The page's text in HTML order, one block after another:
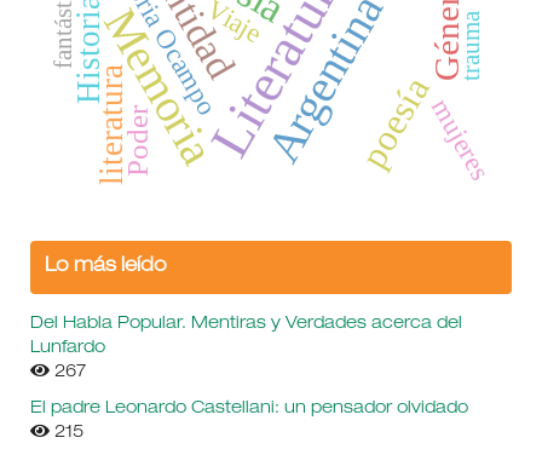
Literatura
MemoriaArgentinapoesía
Género
Historia
literaturaPoder mujeres
Viaje trauma
Lo más leído
Del Habla Popular. Mentiras y Verdades acerca del
Lunfardo
267
El padre Leonardo Castellani: un pensador olvidado
215